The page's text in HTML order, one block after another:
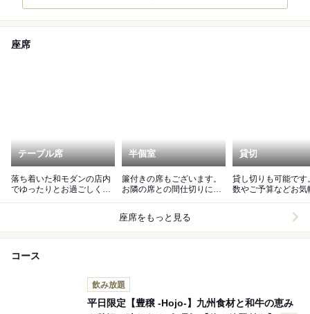
座席
テーブル席
落ち着いた和モダンの店内
でゆったりとお過ごしくだ
半個室
簾付きの席もございます。
お隣の席との間仕切りにな
貸切
貸し切りも可能です
数やご予算などお気
座席をもっと見る
コース
飲み放題
平日限定【豊穣 -Hojo-】九州食材と和牛の恵み